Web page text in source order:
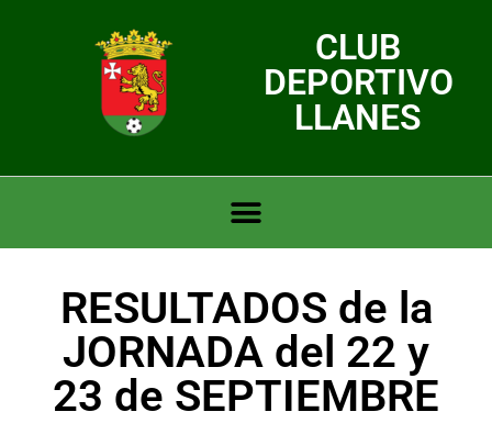
CLUB
DEPORTIVO
LLANES
RESULTADOS de la
JORNADA del 22 y
23 de SEPTIEMBRE